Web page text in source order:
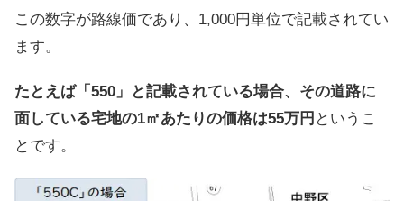
この数字が路線価であり、1,000円単位で記載されてい
ます。
たとえば「550」と記載されている場合、その道路に
面している宅地の1㎡あたりの価格は55万円 というこ
とです。